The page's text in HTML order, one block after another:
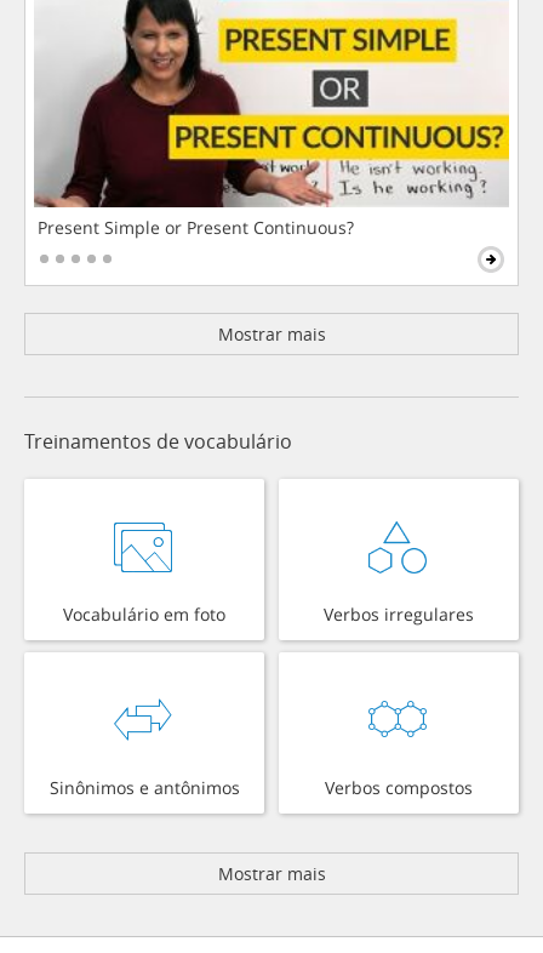
Present Simple or Present Continuous?
Mostrar mais
Treinamentos de vocabulário
Vocabulário em foto Verbos irregulares
Sinônimos e antônimos Verbos compostos
Mostrar mais